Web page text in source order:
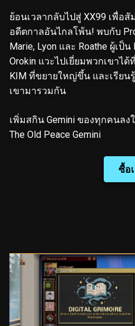
ย้อนเวลากลับไปสู่ XX99 เพื่อ
อดีตกาลอันไกลโพ้น! พบกับ
Marie, Lyon และ Roathe ผู้เป็
Orokin แวะไปเยี่ยมพวกเขาได้
KIM ที่ขยายใหญ่ขึ้น และเรียน
เขามารวมกัน
เพิ่มสกิน Gemini ของทุกคนล
The Old Peace Gemini
ซื้อ